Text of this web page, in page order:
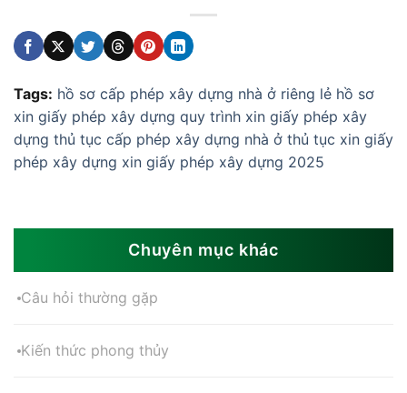
Tags: hồ sơ cấp phép xây dựng nhà ở riêng lẻ hồ sơ
xin giấy phép xây dựng quy trình xin giấy phép xây
dựng thủ tục cấp phép xây dựng nhà ở thủ tục xin giấy
phép xây dựng xin giấy phép xây dựng 2025
Chuyên mục khác
Câu hỏi thường gặp
Kiến thức phong thủy